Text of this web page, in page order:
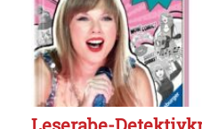
Leserabe-